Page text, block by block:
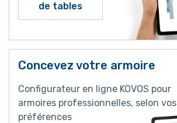
de tables
Concevez votre armoire
Configurateur en ligne KOVOS pour
armoires professionnelles, selon vos
préférences